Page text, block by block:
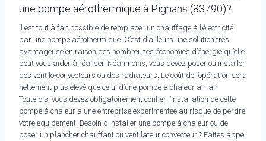
une pompe aérothermique à Pignans (83790)?
Il est tout à fait possible de remplacer un chauffage à l’électricité
par une pompe aérothermique. C’est d’ailleurs une solution très
avantageuse en raison des nombreuses économies d’énergie qu’elle
peut vous aider à réaliser. Néanmoins, vous devez poser ou installer
des ventilo-convecteurs ou des radiateurs. Le coût de l’opération sera
nettement plus élevé que celui d’une pompe à chaleur air-air.
Toutefois, vous devez obligatoirement confier l’installation de cette
pompe à chaleur à une entreprise expérimentée au risque de perdre
votre équipement. Besoin d’installer une pompe à chaleur ou de
poser un plancher chauffant ou ventilateur convecteur ? Faites appel